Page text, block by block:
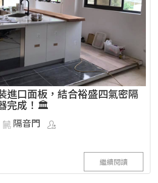
口面板，結合裕盛四氣密隔
完成！🏛
隔音門
繼續閱讀